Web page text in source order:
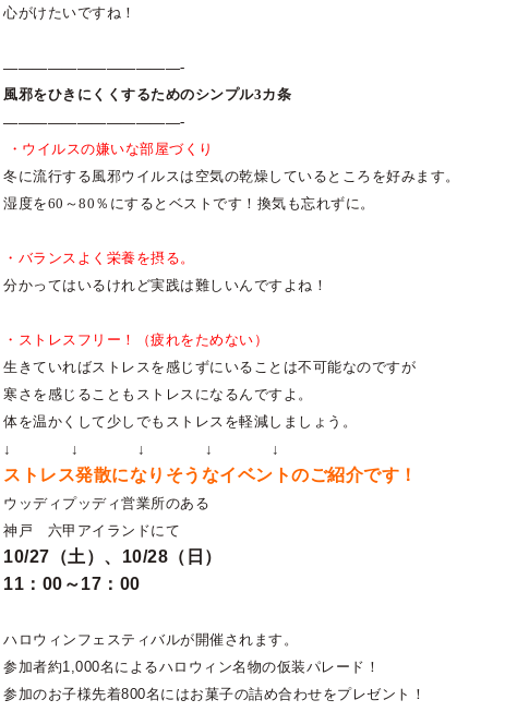
心がけたいですね！
————————————-
風邪をひきにくくするためのシンプル3カ条
————————————-
・ウイルスの嫌いな部屋づくり
冬に流行する風邪ウイルスは空気の乾燥しているところを好みます。
湿度を60 ～ 80 ％にするとベストです！換気も忘れずに。
・バランスよく栄養を摂る。
分かってはいるけれど実践は難しいんですよね！
・ストレスフリー！（疲れをためない）
生きていればストレスを感じずにいることは不可能なのですが
寒さを感じることもストレスになるんですよ。
体を温かくして少しでもストレスを軽減しましょう。
↓ ↓ ↓ ↓ ↓
ストレス発散になりそうなイベントのご紹介です！
ウッディプッディ営業所のある
神戸 六甲アイランドにて
10/27（土）、10/28（日）
11：00～17：00
ハロウィンフェスティバルが開催されます。
参加者約1,000名によるハロウィン名物の仮装パレード！
参加のお子様先着800名にはお菓子の詰め合わせをプレゼント！